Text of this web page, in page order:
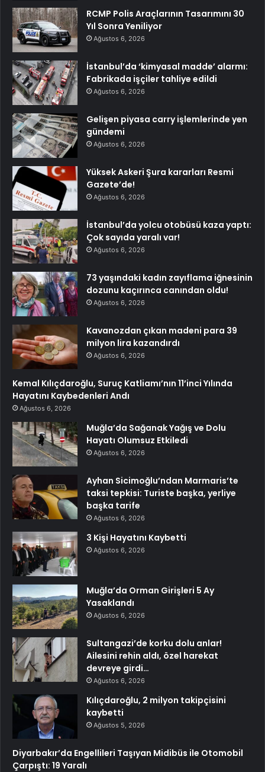
RCMP Polis Araçlarının Tasarımını 30
Yıl Sonra Yeniliyor
Ağustos 6, 2026
İstanbul’da ‘kimyasal madde’ alarmı:
Fabrikada işçiler tahliye edildi
Ağustos 6, 2026
Gelişen piyasa carry işlemlerinde yen
gündemi
Ağustos 6, 2026
Yüksek Askeri Şura kararları Resmi
Gazete’de!
Ağustos 6, 2026
İstanbul’da yolcu otobüsü kaza yaptı:
Çok sayıda yaralı var!
Ağustos 6, 2026
73 yaşındaki kadın zayıflama iğnesinin
dozunu kaçırınca canından oldu!
Ağustos 6, 2026
Kavanozdan çıkan madeni para 39
milyon lira kazandırdı
Ağustos 6, 2026
Kemal Kılıçdaroğlu, Suruç Katliamı’nın 11’inci Yılında
Hayatını Kaybedenleri Andı
Ağustos 6, 2026
Muğla’da Sağanak Yağış ve Dolu
Hayatı Olumsuz Etkiledi
Ağustos 6, 2026
Ayhan Sicimoğlu’ndan Marmaris’te
taksi tepkisi: Turiste başka, yerliye
başka tarife
Ağustos 6, 2026
3 Kişi Hayatını Kaybetti
Ağustos 6, 2026
Muğla’da Orman Girişleri 5 Ay
Yasaklandı
Ağustos 6, 2026
Sultangazi’de korku dolu anlar!
Ailesini rehin aldı, özel harekat
devreye girdi…
Ağustos 6, 2026
Kılıçdaroğlu, 2 milyon takipçisini
kaybetti
Ağustos 5, 2026
Diyarbakır’da Engellileri Taşıyan Midibüs ile Otomobil
Çarpıştı: 19 Yaralı